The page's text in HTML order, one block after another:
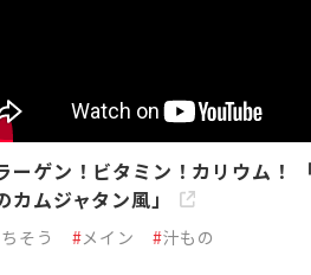
ーゲン！ビタミン！カリウム！
カムジャタン風」
そう #メイン #汁もの